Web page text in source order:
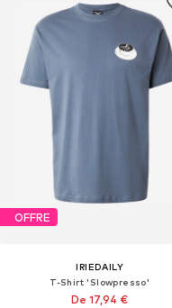
OFFRE
IRIEDAILY
T-Shirt 'Slowpresso'
De 17,94 €